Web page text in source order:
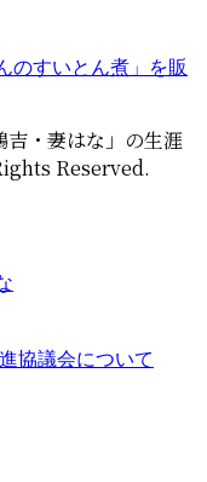
のすいとん煮」を販
・妻はな」の生涯
Reserved.
協議会について